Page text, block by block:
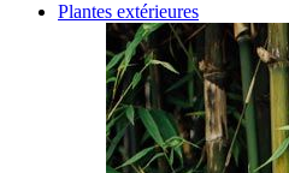
Plantes extérieures